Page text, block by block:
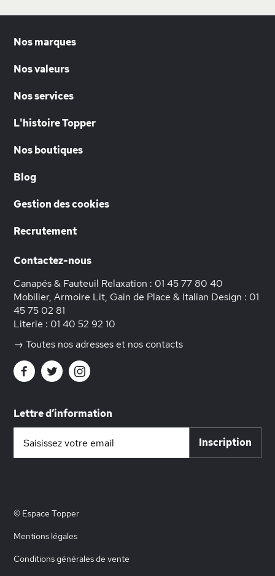
Nos marques
Nos valeurs
Nos services
L'histoire Topper
Nos boutiques
Blog
Gestion des cookies
Recrutement
Contactez-nous
Canapés & Fauteuil Relaxation : 01 45 77 80 40
Mobilier, Armoire Lit, Gain de Place & Italian Design : 01
45 75 02 81
Literie : 01 40 52 92 10
→ Toutes nos adresses et nos contacts
Lettre d’information
notre
Inscription
© Espace Topper
Mentions légales
Conditions générales de vente